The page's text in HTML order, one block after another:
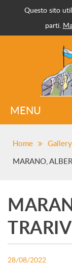
Questo sito
parti.
MENU
Home Gallery
MARANO,
28/08/2022